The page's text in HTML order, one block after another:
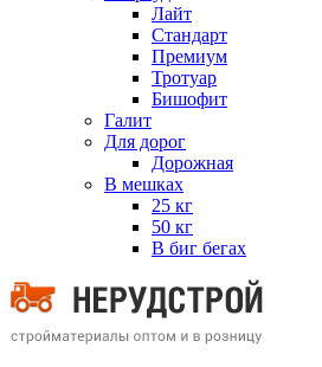
Лайт
Стандарт
Премиум
Тротуар
Бишофит
Галит
Для дорог
Дорожная
В мешках
25 кг
50 кг
В биг бегах